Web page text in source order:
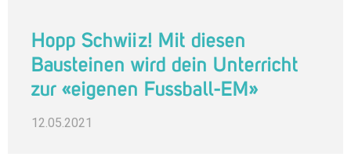
Hopp Schwiiz! Mit diesen
Bausteinen wird dein Unterricht
zur «eigenen Fussball-EM»
12.05.2021